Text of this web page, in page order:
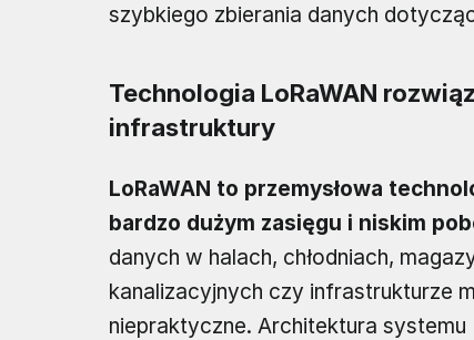
szybkiego zbierania danych
Technologia LoRaWAN
infrastruktury
LoRaWAN to przemysłowa
bardzo dużym zasięgu i niskim
danych w halach, chłodniach,
kanalizacyjnych czy infrastrukturze
niepraktyczne. Architektura